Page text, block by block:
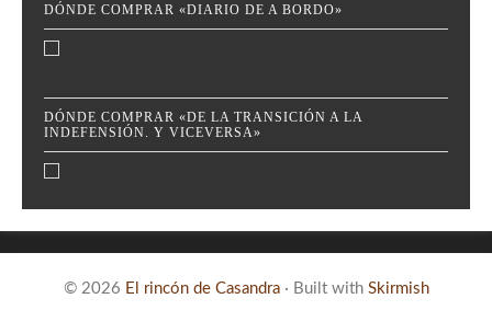
DÓNDE COMPRAR «DIARIO DE A BORDO»
DÓNDE COMPRAR «DE LA TRANSICIÓN A LA
INDEFENSIÓN. Y VICEVERSA»
© 2026 El rincón de Casandra · Built with Skirmish